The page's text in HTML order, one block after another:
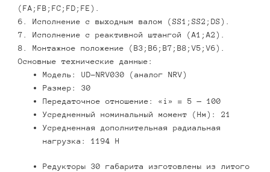
(FA;FB;FC;FD;FE).
6. Исполнение с выходным валом (SS1;SS2;DS).
7. Исполнение с реактивной штангой (А1;А2).
8. Монтажное положение (В3;В6;В7;В8;V5;V6).
Основные технические данные:
Модель: UD-NRV030 (аналог NRV)
Размер: 30
Передаточное отношение: «i» = 5 — 100
Усредненный номинальный момент (Нм): 21
Усредненная дополнительная радиальная
нагрузка: 1194 Н
Редукторы 30 габарита изготовлены из литого